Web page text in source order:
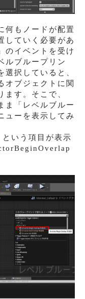
何もノードが配置
していく必要があ
のイベントを受け
ルブループリン
選択していると、
オブジェクトに関
ます。そこで、
ま「レベルブルー
ューを表示してみ
いう項目が表示